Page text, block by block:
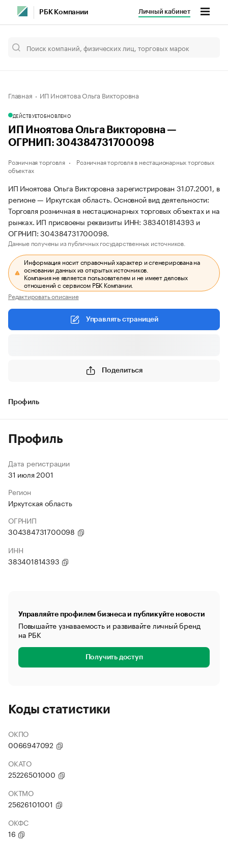
РБК Компании Личный кабинет
Главная ИП Иноятова Ольга Викторовна
ДЕЙСТВУЕТОБНОВЛЕНО
ИП Иноятова Ольга Викторовна —
ОГРНИП: 304384731700098
Розничная торговля
Розничная торговля в нестационарных торговых
объектах
ИП Иноятова Ольга Викторовна зарегистрирован 31.07.2001, в
регионе — Иркутская область. Основной вид деятельности:
Торговля розничная в нестационарных торговых объектах и на
рынках. ИП присвоены реквизиты ИНН: 383401814393 и
ОГРНИП: 304384731700098.
Данные получены из публичных государственных источников.
Информация носит справочный характер и сгенерирована на
основании данных из открытых источников.
Компания не является пользователем и не имеет деловых
отношений с сервисом РБК Компании.
Редактировать описание
Управлять страницей
Поделиться
Профиль
Профиль
Дата регистрации
31 июля 2001
Регион
Иркутская область
ОГРНИП
304384731700098
ИНН
383401814393
Управляйте профилем бизнеса и публикуйте новости
Повышайте узнаваемость и развивайте личный бренд
на РБК
Получить доступ
Коды статистики
ОКПО
0066947092
ОКАТО
25226501000
ОКТМО
25626101001
ОКФС
16